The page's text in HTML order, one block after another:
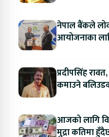
नेपाल बैंकले
आयोजनाका
प्रदीपसिंह
कमाउने
आजको लागि
मुद्रा कतिमा